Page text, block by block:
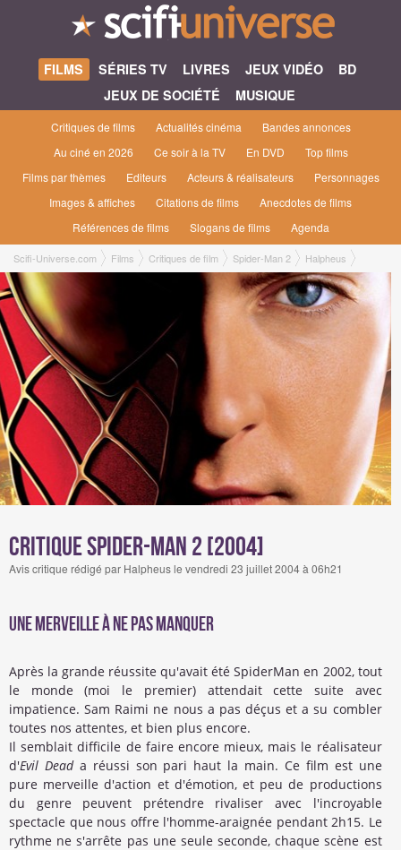
FILMS SÉRIES TV LIVRES JEUX VIDÉO
BD
JEUX DE SOCIÉTÉ
MUSIQUE
Critiques de films Actualités cinéma
Bandes annonces
Au ciné en 2026
Ce soir à la TV En DVD
Top films
Films par thèmes
Editeurs Acteurs & réalisateurs
Personnages
Images & affiches
Citations de films
Anecdotes de films
Références de films
Slogans de films Agenda
Scifi-Universe.com Films Critiques de film Spider-Man 2 Halpheus
Critique Spider-Man 2 [2004]
Avis critique rédigé par Halpheus le vendredi 23 juillet 2004 à 06h21
Une merveille à ne pas manquer
Après la grande réussite qu'avait été SpiderMan en 2002, tout
le monde (moi le premier) attendait cette suite avec
impatience. Sam Raimi ne nous a pas déçus et a su combler
toutes nos attentes, et bien plus encore.
Il semblait difficile de faire encore mieux, mais le réalisateur
d'Evil Dead a réussi son pari haut la main. Ce film est une
pure merveille d'action et d'émotion, et peu de productions
du genre peuvent prétendre rivaliser avec l'incroyable
spectacle que nous offre l'homme-araignée pendant 2h15. Le
rythme ne s'arrête pas une seule seconde, chaque scène est